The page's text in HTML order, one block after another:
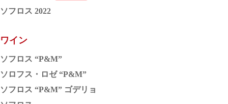
ソフロス 2022
ワイン
ソフロス “P&M”
ソロフス・ロゼ “P&M”
ソフロス “P&M” ゴデリョ